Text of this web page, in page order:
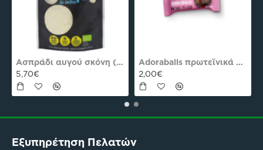
Ασπράδι αυγού σκόνη (Αλβουμίνη) Ola-Bio 50gr
5,70€
Adoraballs πρωτεϊνικά μπαλάκια choco praline delight 40γρ Nutree Χ.ΓΛ
2,00€
Εξυπηρέτηση Πελατών